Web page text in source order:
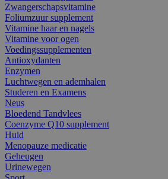
Zwangerschapsvitamine
Foliumzuur supplement
Vitamine haar en nagels
Vitamine voor ogen
Voedingssupplementen
Antioxydanten
Enzymen
Luchtwegen en ademhalen
Studeren en Examens
Neus
Bloedend Tandvlees
Coenzyme Q10 supplement
Huid
Menopauze medicatie
Geheugen
Urinewegen